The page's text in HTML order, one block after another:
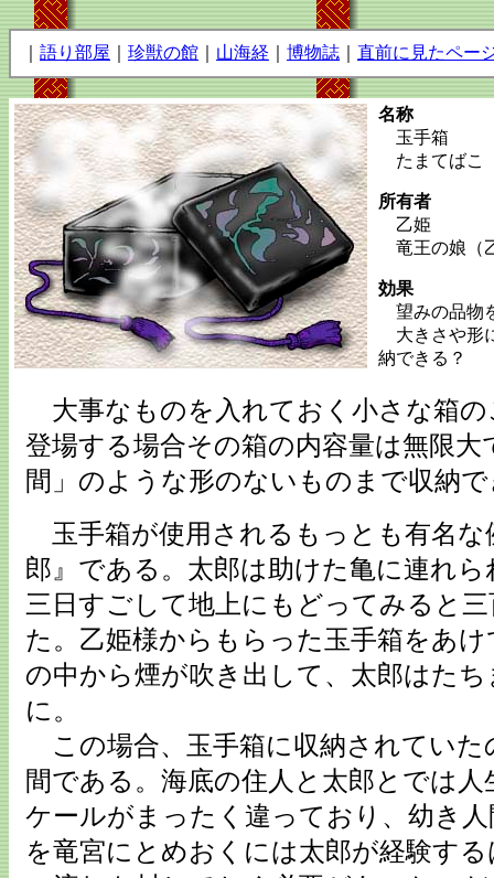
語り部屋 珍獣の館 山海経 博物誌 直前に見たペー
名称
玉手箱
たまてばこ
所有者
乙姫
竜王の娘（
効果
望みの品物
大きさや形
納できる？
大事なものを入れておく小さな箱の
登場する場合その箱の内容量は無限大
間」のような形のないものまで収納
玉手箱が使用されるもっとも有名な
郎』である。太郎は助けた亀に連れ
三日すごして地上にもどってみると
た。乙姫様からもらった玉手箱をあ
の中から煙が吹き出して、太郎はた
に。
この場合、玉手箱に収納されていた
間である。海底の住人と太郎とでは
ケールがまったく違っており、幼き
を竜宮にとめおくには太郎が経験す